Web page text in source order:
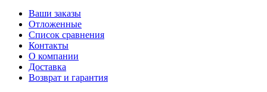
Ваши заказы
Отложенные
Список сравнения
Контакты
О компании
Доставка
Возврат и гарантия